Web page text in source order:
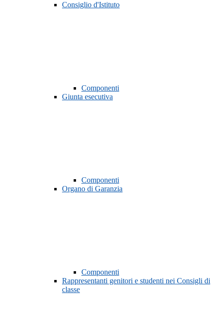
Consiglio d'Istituto
Componenti
Giunta esecutiva
Componenti
Organo di Garanzia
Componenti
Rappresentanti genitori e studenti nei Consigli di
classe